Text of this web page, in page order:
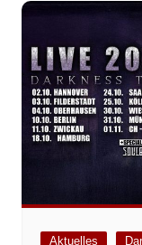
Aktuelles